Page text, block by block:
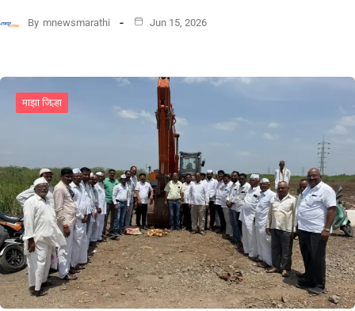
By mnewsmarathi Jun 15, 2026
माझा जिल्हा